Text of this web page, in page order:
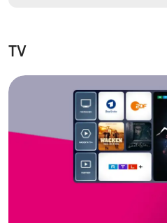
TV